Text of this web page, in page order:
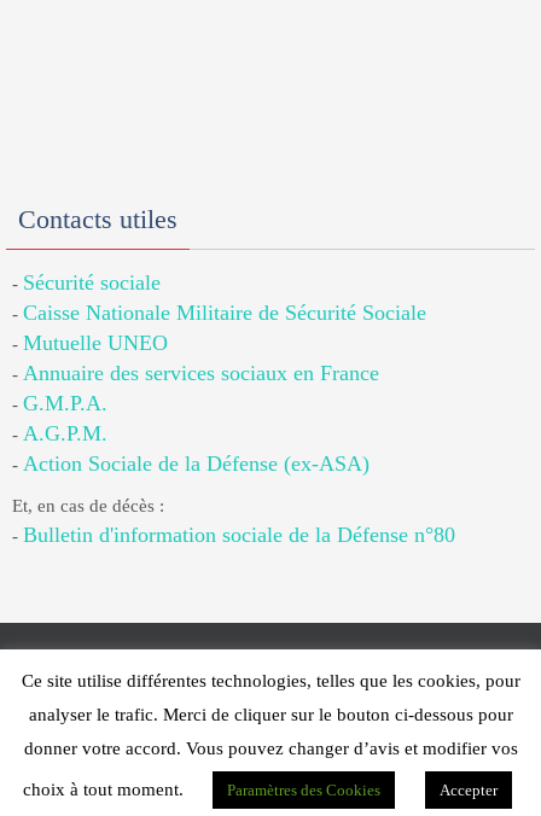
Contacts utiles
- Sécurité sociale
- Caisse Nationale Militaire de Sécurité Sociale
- Mutuelle UNEO
- Annuaire des services sociaux en France
- G.M.P.A.
- A.G.P.M.
- Action Sociale de la Défense (ex-ASA)
Et, en cas de décès :
- Bulletin d'information sociale de la Défense n°80
Web Design - PFS Concept Toulon - © 2025
Fonctionne avec Nirvana WordPress.
Ce site utilise différentes technologies, telles que les cookies, pour
analyser le trafic. Merci de cliquer sur le bouton ci-dessous pour
donner votre accord. Vous pouvez changer d’avis et modifier vos
choix à tout moment. Paramètres des Cookies Accepter